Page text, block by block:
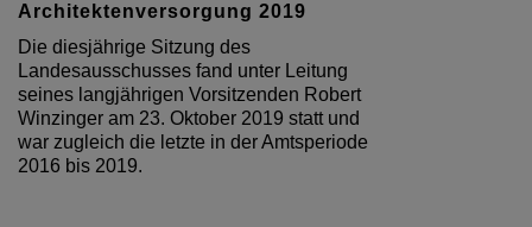
Architektenversorgung 2019
Die diesjährige Sitzung des
Landesausschusses fand unter Leitung
seines langjährigen Vorsitzenden Robert
Winzinger am 23. Oktober 2019 statt und
war zugleich die letzte in der Amtsperiode
2016 bis 2019.